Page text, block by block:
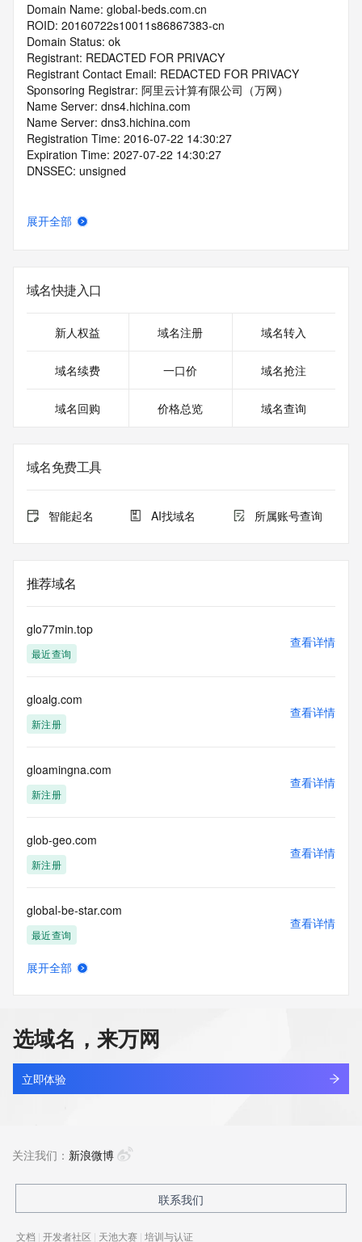
Domain Name: global-beds.com.cn
ROID: 20160722s10011s86867383-cn
Domain Status: ok
Registrant: REDACTED FOR PRIVACY
Registrant Contact Email: REDACTED FOR PRIVACY
Sponsoring Registrar: 阿里云计算有限公司（万网）
Name Server: dns4.hichina.com
Name Server: dns3.hichina.com
Registration Time: 2016-07-22 14:30:27
Expiration Time: 2027-07-22 14:30:27
DNSSEC: unsigned
展开全部
域名快捷入口
新人权益 域名注册 域名转入
域名续费 一口价 域名抢注
域名回购 价格总览 域名查询
域名免费工具
智能起名 AI找域名 所属账号查询
推荐域名
glo77min.top
最近查询
查看详情
gloalg.com
新注册
查看详情
gloamingna.com
新注册
查看详情
glob-geo.com
新注册
查看详情
global-be-star.com
最近查询
查看详情
global-dvg.com
最近查询
查看详情
最近查询
展开全部
选域名，来万网
立即体验
关注我们： 新浪微博
联系我们
文档 | 开发者社区 | 天池大赛 | 培训与认证